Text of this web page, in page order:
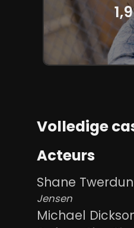
Volledige
Acteurs
Shane Twerdun
Jensen
Michael